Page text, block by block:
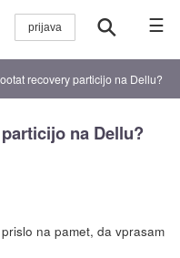
☰
recovery particijo na Dellu?
na Dellu?
na pamet, da vprasam